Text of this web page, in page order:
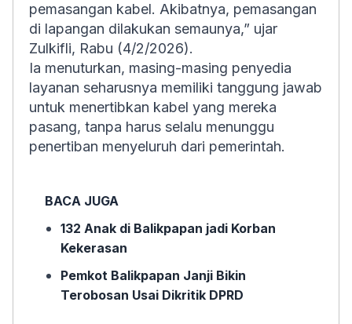
pemasangan kabel. Akibatnya, pemasangan
di lapangan dilakukan semaunya,” ujar
Zulkifli, Rabu (4/2/2026).
Ia menuturkan, masing-masing penyedia
layanan seharusnya memiliki tanggung jawab
untuk menertibkan kabel yang mereka
pasang, tanpa harus selalu menunggu
penertiban menyeluruh dari pemerintah.
BACA JUGA
132 Anak di Balikpapan jadi Korban
Kekerasan
Pemkot Balikpapan Janji Bikin
Terobosan Usai Dikritik DPRD